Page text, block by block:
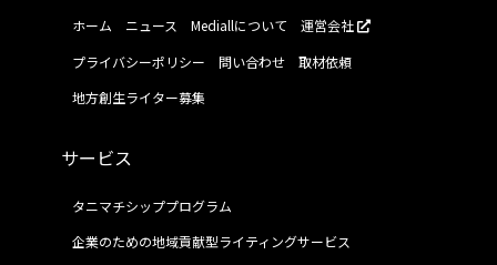
ホーム ニュース Mediallについて
運営会社
プライバシーポリシー
問い合わせ
取材依頼
地方創生ライター募集
サービス
タニマチシッププログラム
企業のための地域貢献型ライティングサービス